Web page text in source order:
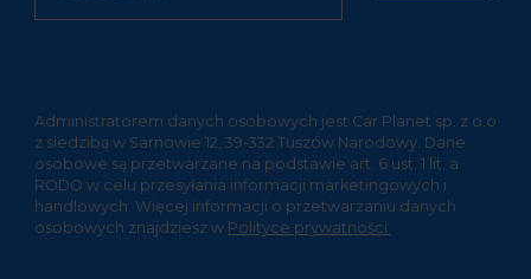
Administratorem danych osobowych jest Car Planet sp. z o.o
z siedzibą w Sarnowie 12, 39-332 Tuszów Narodowy. Dane
osobowe są przetwarzane na podstawie art. 6 ust. 1 lit. a
RODO w celu przesyłania informacji marketingowych i
handlowych. Więcej informacji o przetwarzaniu danych
osobowych znajdziesz w Polityce prywatności.